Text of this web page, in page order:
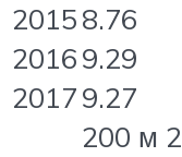
20158.76
20169.29
20179.27
200 м 2